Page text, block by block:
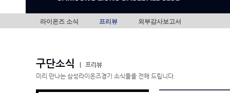
라이온즈 소식 프리뷰 외부감사보고서
구단소식
프리뷰
미리 만나는 삼성라이온즈경기 소식들을 전해 드립니다.